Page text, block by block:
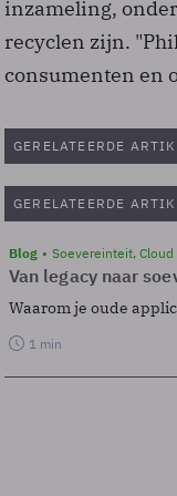
inzameling,
recyclen zijn.
consumenten en
GERELATEERDE
GERELATEERDE
Blog Soevereinteit, Cloud
Van legacy naar
Waarom je oude
1 min